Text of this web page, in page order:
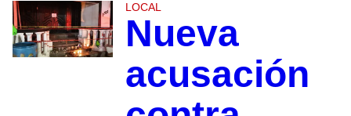
LOCAL
Nueva
acusación